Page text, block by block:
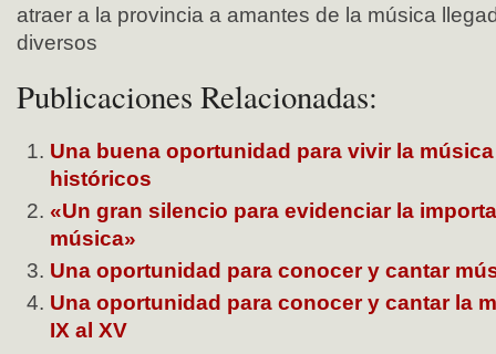
atraer a la provincia a amantes de la música
diversos
Publicaciones Relacionadas:
Una buena oportunidad para vivir la
históricos
«Un gran silencio para evidenciar la
música»
Una oportunidad para conocer y cantar
Una oportunidad para conocer y cantar la
IX al XV